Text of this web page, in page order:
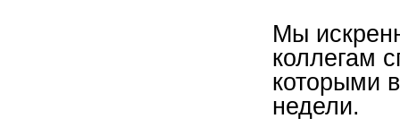
Мы
коллегам
которыми
недели.